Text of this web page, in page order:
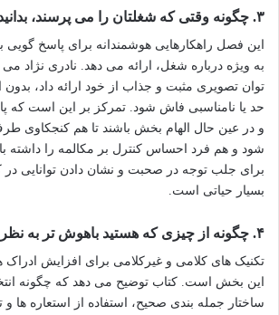
۳. چگونه وقتی که شغلتان را می پرسند، بدانید چه بگویید؟
این فصل راهکارهایی هوشمندانه برای پاسخ
به ویژه درباره شغل، ارائه می دهد. نادری نژاد
توان تصویری مثبت و جذاب از خود ارائه داد، بدون
حد یا نامناسبی فاش شود. تمرکز بر این است که
و در عین حال الهام بخش باشند تا هم کنجکاوی
شود و هم فرد احساس کنترل بر مکالمه را داشته
برای جلب توجه در صحبت و نشان دادن توانایی در
بسیار حیاتی است.
۴. چگونه از چیزی که هستید باهوش تر به نظر برسید؟
تکنیک های کلامی و غیرکلامی برای افزایش
این بخش است. کتاب توضیح می دهد که چگونه
ساختار جمله بندی صحیح، استفاده از استعاره ها